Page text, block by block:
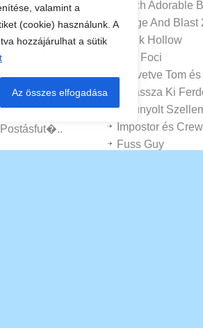
valamint a
(cookie) használunk. A
hozzájárulhat a sütik
Az összes elfogadása
Hatch Adorable
..
Merge And Blast
állván..
Black Hollow
Mini Foci
Jóslat
Közvetve Tom és
Válassza Ki
Limitle..
Kigúnyolt
İmpostor és
Fuss Guy